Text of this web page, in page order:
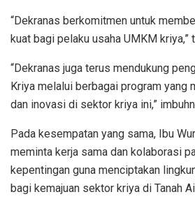
“Dekranas berkomitmen untuk
kuat bagi pelaku usaha UMKM kriya,”
“Dekranas juga terus mendukung
Kriya melalui berbagai program yang
dan inovasi di sektor kriya ini,”
Pada kesempatan yang sama, Ibu
meminta kerja sama dan kolaborasi
kepentingan guna menciptakan
bagi kemajuan sektor kriya di Tanah